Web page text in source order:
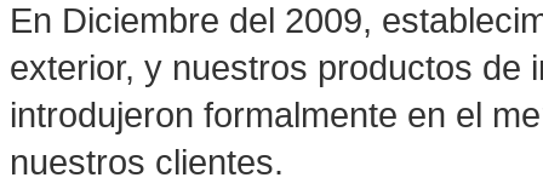
En Diciembre del 2009,
exterior, y nuestros productos de
introdujeron formalmente en el
nuestros clientes.